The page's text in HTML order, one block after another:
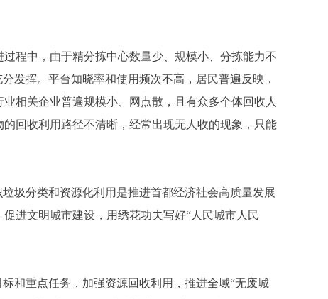
程中，由于精分拣中心数量少、规模小、分拣能力不
发挥。平台知晓率和使用频次不高，居民普遍反映，
相关企业普遍规模小、网点散，且有众多个体回收人
回收利用路径不清晰，经常出现无人收的现象，只能
圾分类和资源化利用是推进首都经济社会高质量发展
进文明城市建设，用绣花功夫写好“人民城市人民
和重点任务，加强资源回收利用，推进全域“无废城